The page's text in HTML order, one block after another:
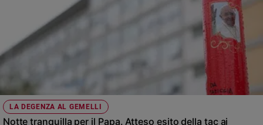
LA DEGENZA AL GEMELLI
Notte tranquilla per il Papa. Atteso esito della tac ai